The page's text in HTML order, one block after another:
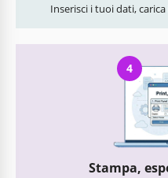
Inserisci i tuoi dati,
4
Stampa,